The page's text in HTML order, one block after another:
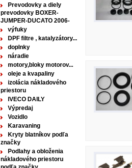
Prevodovky a diely
prevodovky BOXER-
JUMPER-DUCATO 2006-
výfuky
DPF filtre , katalyzátory...
doplnky
náradie
motory,bloky motorov...
oleje a kvapaliny
izolácia nákladového
priestoru
IVECO DAILY
Výpredaj
Vozidlo
Karavaning
Kryty blatníkov podľa
značky
Podlahy a obloženia
nákladového priestoru